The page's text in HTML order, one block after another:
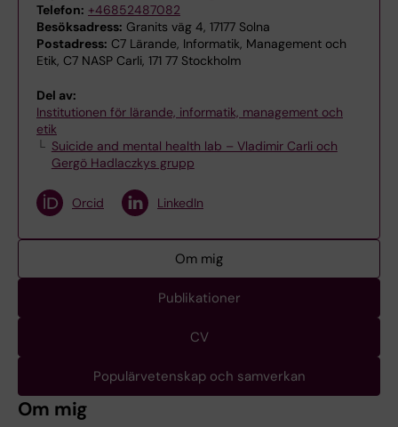
Telefon: +46852487082
Besöksadress: Granits väg 4, 17177 Solna
Postadress: C7 Lärande, Informatik, Management och
Etik, C7 NASP Carli, 171 77 Stockholm
Del av:
Institutionen för lärande, informatik, management och
etik
Suicide and mental health lab – Vladimir Carli och
Gergö Hadlaczkys grupp
Orcid LinkedIn
Om mig
Publikationer
CV
Populärvetenskap och samverkan
Om mig